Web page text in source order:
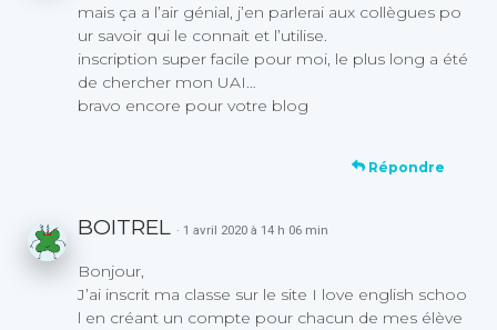
mais ça a l’air génial, j’en parlerai aux collègues po
ur savoir qui le connait et l’utilise.
inscription super facile pour moi, le plus long a été
de chercher mon UAI…
bravo encore pour votre blog
Répondre
BOITREL · 1 avril 2020 à 14 h 06 min
Bonjour,
J’ai inscrit ma classe sur le site I love english schoo
l en créant un compte pour chacun de mes élève